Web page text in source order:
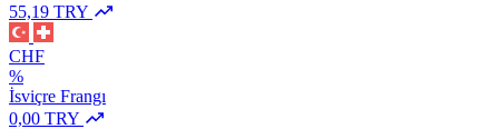
55,19 TRY
CHF
%
İsviçre Frangı
0,00 TRY